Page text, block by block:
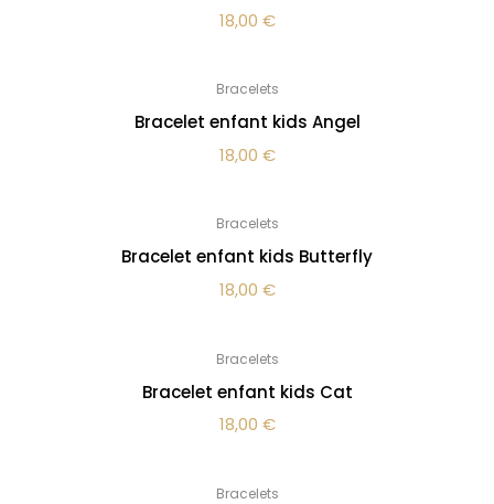
18,00 €
Bracelets
Bracelet enfant kids Angel
18,00 €
Bracelets
Bracelet enfant kids Butterfly
18,00 €
Bracelets
Bracelet enfant kids Cat
18,00 €
Bracelets